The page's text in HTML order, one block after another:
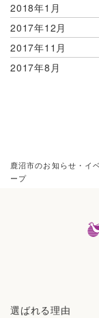
鹿沼市のお知らせ・イ
ープ
2018年1月
2017年12月
2017年11月
2017年8月
選ばれる理由